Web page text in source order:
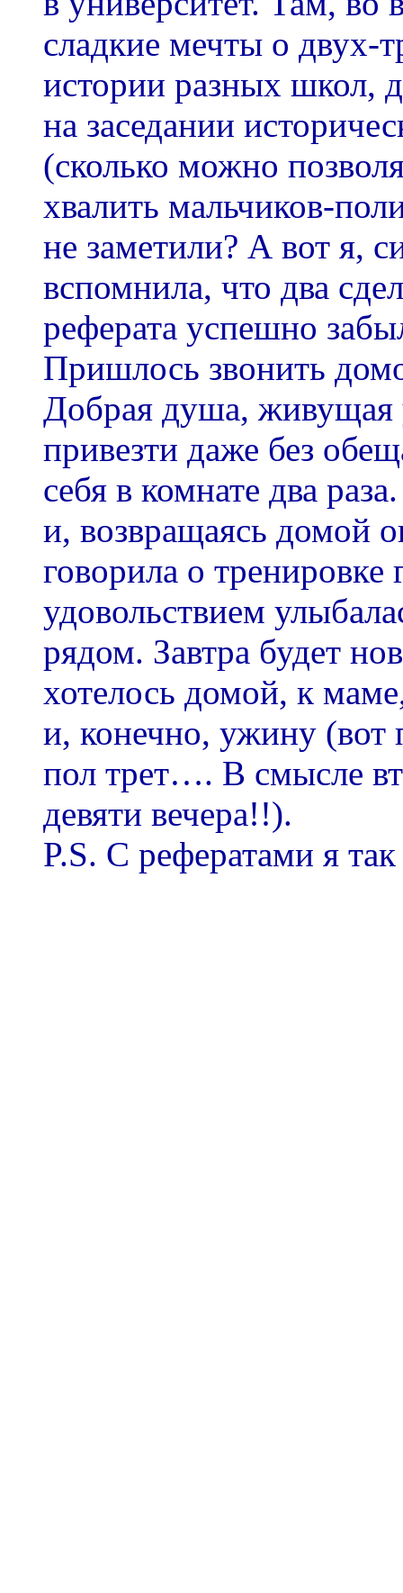
сладкие мечты о двух-
истории разных школ,
на заседании
(сколько можно
хвалить мальчиков-
не заметили? А вот я,
вспомнила, что два
реферата успешно
Пришлось звонить
Добрая душа, живущая
привезти даже без
себя в комнате два
и, возвращаясь домой
говорила о
удовольствием
рядом. Завтра будет
хотелось домой, к
и, конечно, ужину (вот
пол трет…. В смысле
девяти вечера!!).
P.S. С рефератами я